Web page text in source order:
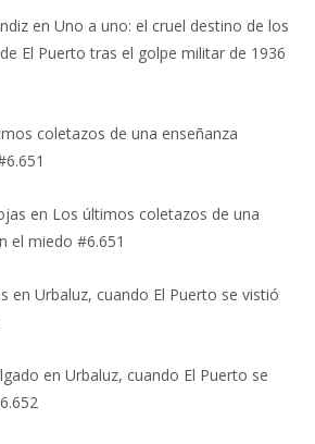
en Uno a uno: el cruel destino de los
El Puerto tras el golpe militar de 1936
coletazos de una enseñanza
en Los últimos coletazos de una
el miedo #6.651
en Urbaluz, cuando El Puerto se vistió
en Urbaluz, cuando El Puerto se